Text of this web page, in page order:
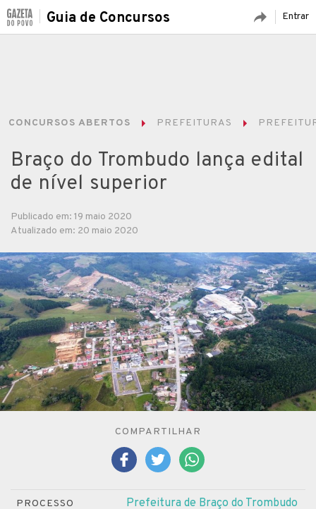
Entrar
Guia de Concursos
CONCURSOS ABERTOS PREFEITURAS
Braço do Trombudo lança edital
de nível superior
Publicado em: 19 maio 2020
Atualizado em: 20 maio 2020
COMPARTILHAR
PROCESSO
Prefeitura de Braço do Trombudo